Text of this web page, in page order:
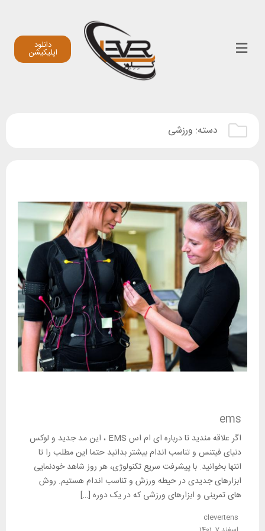
دانلود
اپلیکیشن
دسته: ورزشی
ems
اگر علاقه مندید تا درباره ای ام اس EMS ، این مد جدید و لوکس
دنیای فیتنس و تناسب اندام بیشتر بدانید حتما این مطلب را تا
انتها بخوانید. با پیشرفت سریع تکنولوژی، هر روز شاهد خودنمایی
ابزارهای جدیدی در حیطه ورزش و تناسب اندام هستیم. روش
های تمرینی و ابزارهای ورزشی که در یک دوره […]
clevertens